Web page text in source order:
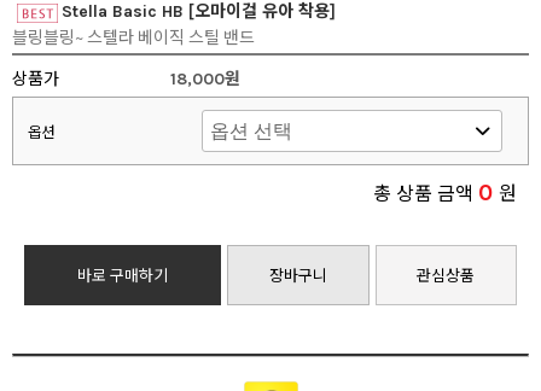
Stella Basic HB [오마이걸 유아 착용]
블링블링~ 스텔라 베이직 스틸 밴드
상품가
18,000원
옵션
총 상품 금액 0 원
바로 구매하기 장바구니 관심상품